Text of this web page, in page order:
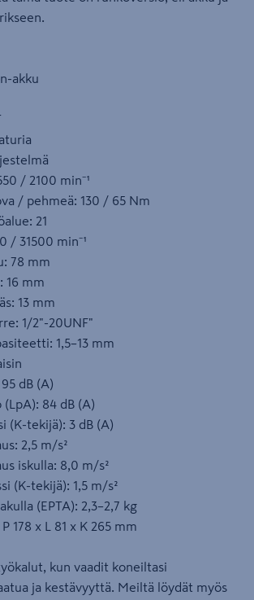
akku
/ 2100 min⁻¹
/ pehmeä: 130 / 65 Nm
21
/ 31500 min⁻¹
78 mm
16 mm
13 mm
1/2"-20UNF"
1,5–13 mm
dB (A)
(LpA): 84 dB (A)
(K-tekijä): 3 dB (A)
2,5 m/s²
iskulla: 8,0 m/s²
(K-tekijä): 1,5 m/s²
(EPTA): 2,3–2,7 kg
178 x L 81 x K 265 mm
kun vaadit koneiltasi
ja kestävyyttä. Meiltä löydät myös